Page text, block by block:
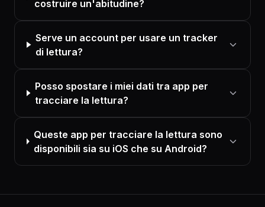
costruire un'abitudine?
Serve un account per usare un tracker
di lettura?
Posso spostare i miei dati tra app per
tracciare la lettura?
Queste app per tracciare la lettura sono
disponibili sia su iOS che su Android?